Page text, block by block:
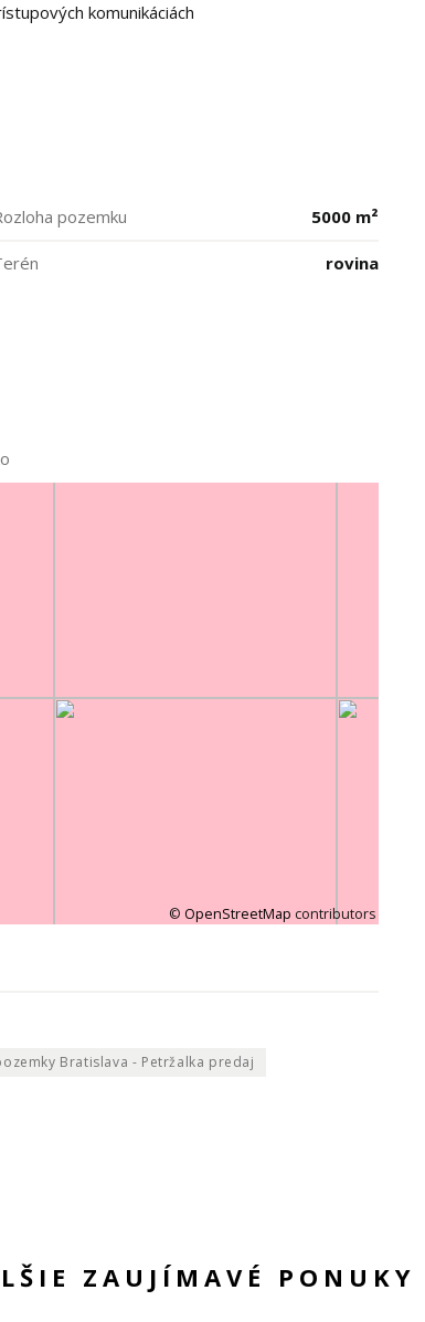
komunikáciách
pozemku 5000 m²
rovina
© OpenStreetMap contributors
Bratislava - Petržalka predaj
ZAUJÍMAVÉ PONUKY